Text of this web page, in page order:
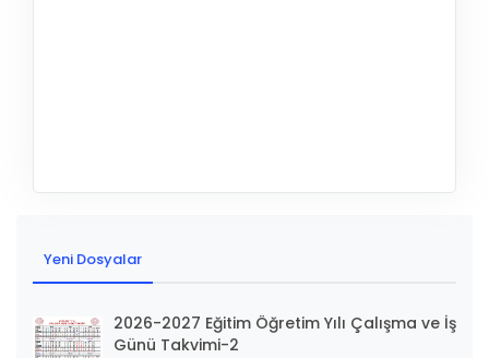
Yeni Dosyalar
2026-2027 Eğitim Öğretim Yılı Çalışma ve İş
Günü Takvimi-2